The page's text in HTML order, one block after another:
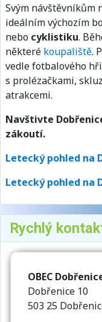
Svým návštěvníkům
ideálním výchozím
nebo cyklistiku.
některé koupaliště.
vedle fotbalového
s prolézačkami,
atrakcemi.
Navštivte
zákoutí.
Letecký pohled na
Letecký pohled na
Rychlý
OBEC
Dobřenice 10
503 25